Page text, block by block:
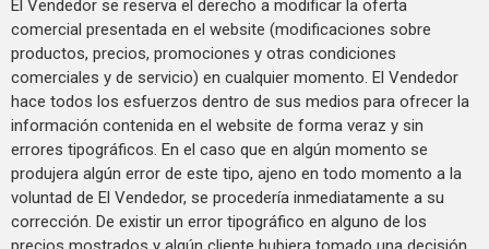
El Vendedor se reserva el derecho a modificar la oferta
comercial presentada en el website (modificaciones sobre
productos, precios, promociones y otras condiciones
comerciales y de servicio) en cualquier momento. El Vendedor
hace todos los esfuerzos dentro de sus medios para ofrecer la
información contenida en el website de forma veraz y sin
errores tipográficos. En el caso que en algún momento se
produjera algún error de este tipo, ajeno en todo momento a la
voluntad de El Vendedor, se procedería inmediatamente a su
corrección. De existir un error tipográfico en alguno de los